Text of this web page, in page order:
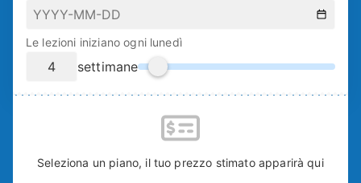
Le lezioni iniziano ogni lunedì
settimane
Seleziona un piano, il tuo prezzo stimato apparirà qui